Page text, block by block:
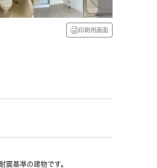
印刷用画面
震基準の建物です。